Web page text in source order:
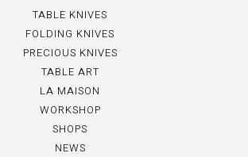
TABLE KNIVES
FOLDING KNIVES
PRECIOUS KNIVES
TABLE ART
LA MAISON
WORKSHOP
SHOPS
NEWS